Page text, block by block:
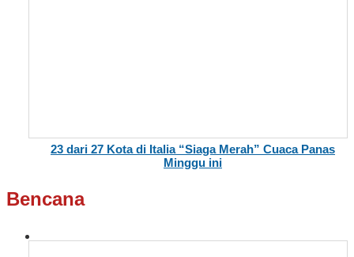
23 dari 27 Kota di Italia “Siaga Merah” Cuaca Panas
Minggu ini
Bencana